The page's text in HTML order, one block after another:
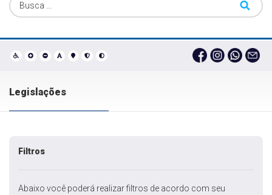
Legislações
Filtros
Abaixo você poderá realizar filtros de acordo com seu